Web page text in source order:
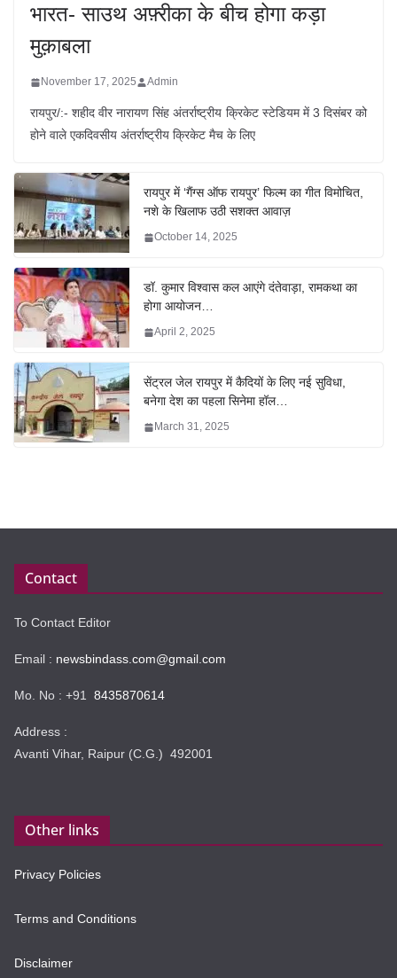
भारत- साउथ अफ़्रीका के बीच होगा कड़ा
मुक़ाबला
November 17, 2025 Admin
रायपुर/:- शहीद वीर नारायण सिंह अंतर्राष्ट्रीय क्रिकेट स्टेडियम में 3 दिसंबर को
होने वाले एकदिवसीय अंतर्राष्ट्रीय क्रिकेट मैच के लिए
रायपुर में ‘गैंग्स ऑफ रायपुर’ फिल्म का गीत विमोचित,
नशे के खिलाफ उठी सशक्त आवाज़
October 14, 2025
डॉ. कुमार विश्वास कल आएंगे दंतेवाड़ा, रामकथा का
होगा आयोजन…
April 2, 2025
सेंट्रल जेल रायपुर में कैदियों के लिए नई सुविधा,
बनेगा देश का पहला सिनेमा हॉल…
March 31, 2025
Contact
To Contact Editor
Email : newsbindass.com@gmail.com
Mo. No : +91 8435870614
Address :
Avanti Vihar, Raipur (C.G.) 492001
Other links
Privacy Policies
Terms and Conditions
Disclaimer